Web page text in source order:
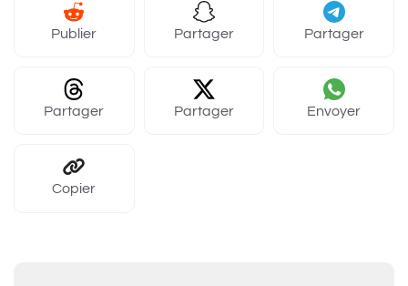
Publier Partager Partager
Partager Partager Envoyer
Copier